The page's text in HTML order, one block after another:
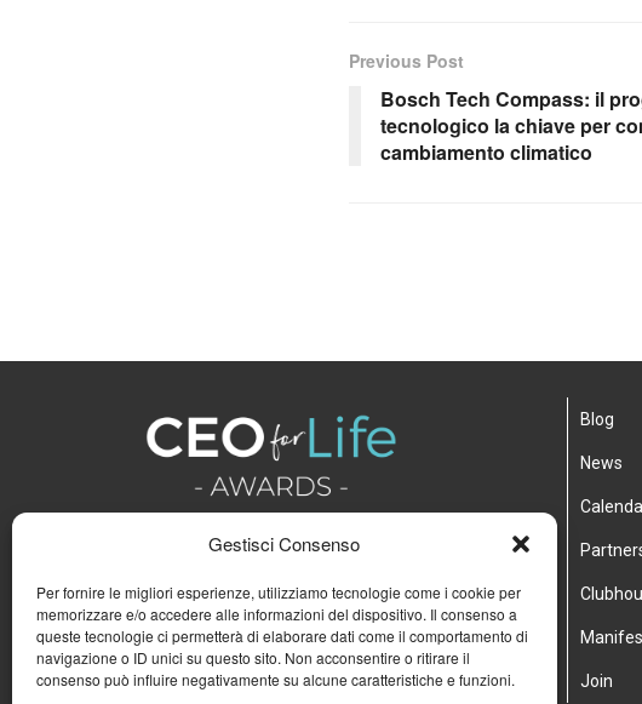
Gestisci Consenso
Per fornire le migliori esperienze, utilizziamo tecnologie come i cookie per
memorizzare e/o accedere alle informazioni del dispositivo. Il consenso a
queste tecnologie ci permetterà di elaborare dati come il comportamento di
navigazione o ID unici su questo sito. Non acconsentire o ritirare il
consenso può influire negativamente su alcune caratteristiche e funzioni.
Previous Post
Bosch Tech Compass: il
tecnologico la chiave per
cambiamento climatico
Blog
News
Join